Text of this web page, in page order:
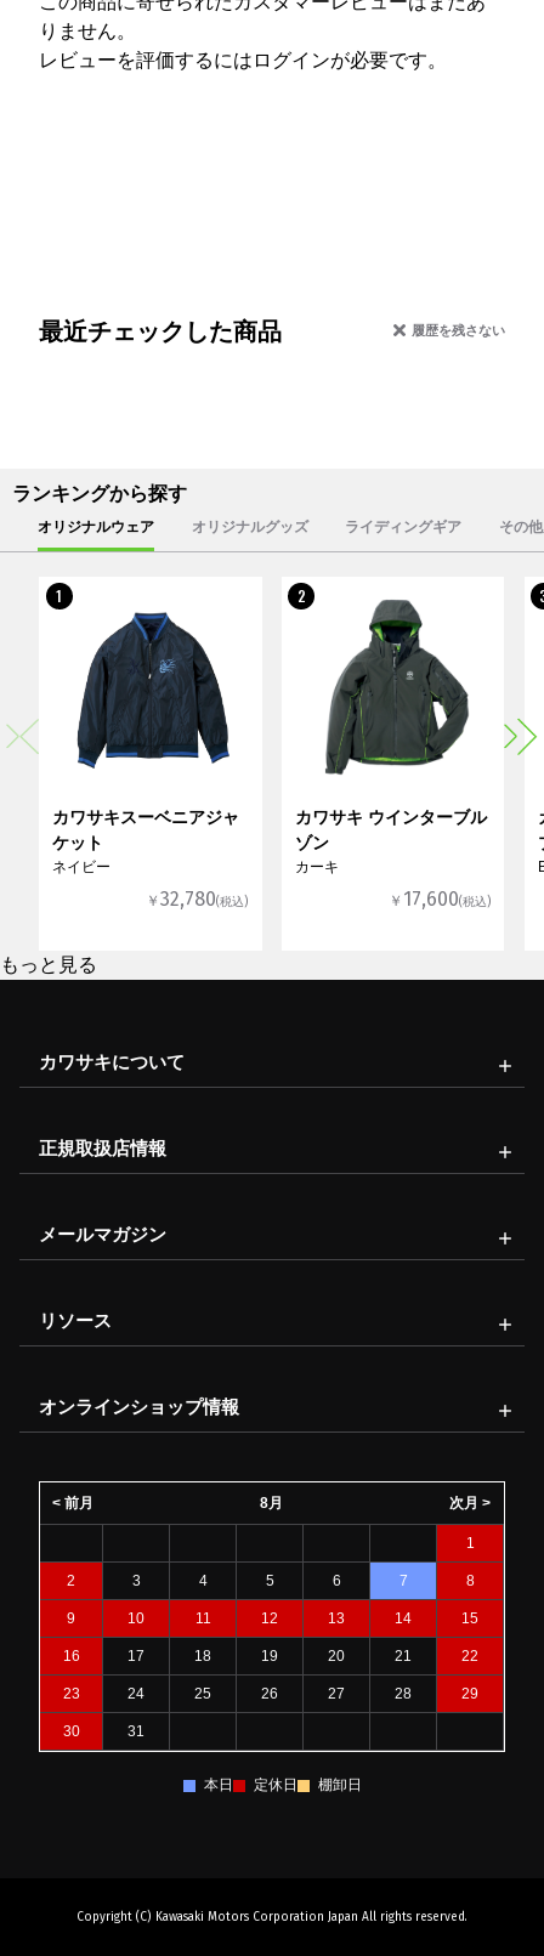
りません。
レビューを評価するには ログインが必要です。
最近チェックした商品 履歴を残さない
ランキングから探す
オリジナルウェア オリジナルグッズ ライディングギア その
1
カワサキスーベニアジャ
ケット
ネイビー
￥32,780(税込)
2
カワサキ ウインターブル
ゾン
カーキ
￥ 17,600(税込)
もっと見る
カワサキについて
正規取扱店情報
メールマガジン
リソース
オンラインショップ情報
8月
< 前月 次月 >
1
2 3 4 5 6 7 8
9 10 11 12 13 14 15
16 17 18 19 20 21 22
23 24 25 26 27 28 29
30 31
本日 定休日 棚卸日
Copyright (C) Kawasaki Motors Corporation Japan All rights reserved.